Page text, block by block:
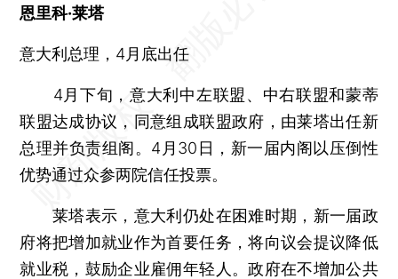
恩里科·莱塔
意大利总理，4月底出任
4月下旬，意大利中左联盟、中右联盟和蒙蒂
联盟达成协议，同意组成联盟政府，由莱塔出任新
总理并负责组阁。4月30日，新一届内阁以压倒性
优势通过众参两院信任投票。
莱塔表示，意大利仍处在困难时期，新一届政
府将把增加就业作为首要任务，将向议会提议降低
就业税，鼓励企业雇佣年轻人。政府在不增加公共